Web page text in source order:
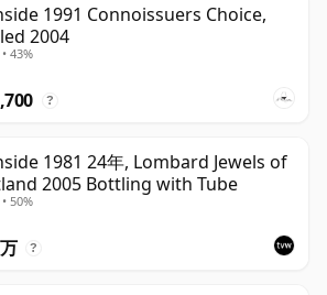
。
その希少性だけでなく、スコッチウ
ける独特の位置づけにもあります。同
はほとんど存在せず、現存するボトリ
することのできない蒸留所が持ってい
特有のキャラクターを今に伝えてい
1991 Connoissuers Choice,
2004
43%
?
1981 24年, Lombard Jewels of
2005 Bottling with Tube
50%
?